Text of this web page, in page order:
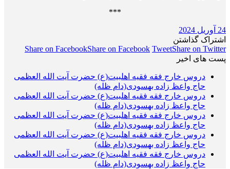
***
24 آوریل 2024
اشتراک گذاشتن
Share on FacebookShare on Facebook TweetShare on Twitter
پست های اخیر
دروس خارج فقه فقیه اهلبیت(ع) حضرت آیت الله العظمی
حاج واعظ زاده بهسودی(دام ظله)
دروس خارج فقه فقیه اهلبیت(ع) حضرت آیت الله العظمی
حاج واعظ زاده بهسودی(دام ظله)
دروس خارج فقه فقیه اهلبیت(ع) حضرت آیت الله العظمی
حاج واعظ زاده بهسودی(دام ظله)
دروس خارج فقه فقیه اهلبیت(ع) حضرت آیت الله العظمی
حاج واعظ زاده بهسودی(دام ظله)
دروس خارج فقه فقیه اهلبیت(ع) حضرت آیت الله العظمی
حاج واعظ زاده بهسودی(دام ظله)